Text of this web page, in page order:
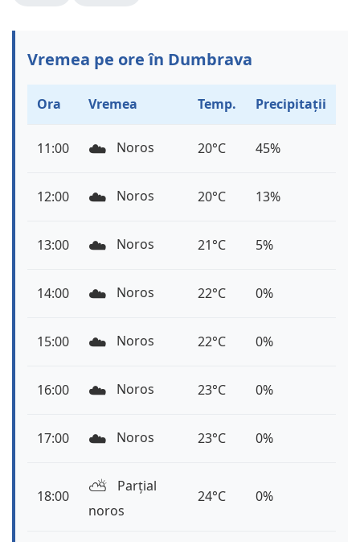
Vremea pe ore în Dumbrava
Ora Vremea Temp. Precipitații
11:00 ☁️ Noros 20°C 45%
12:00 ☁️ Noros 20°C 13%
13:00 ☁️ Noros 21°C 5%
14:00 ☁️ Noros 22°C 0%
15:00 ☁️ Noros 22°C 0%
16:00 ☁️ Noros 23°C 0%
17:00 ☁️ Noros 23°C 0%
18:00 ⛅️
Parțial
noros
24°C 0%